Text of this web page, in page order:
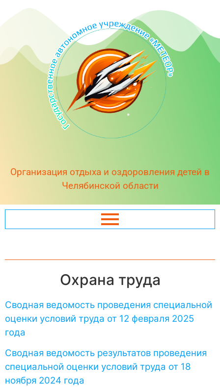
Организация отдыха и оздоровления детей в
Челябинской области
Охрана труда
Сводная ведомость проведения специальной
оценки условий труда от 12 февраля 2025
года
Сводная ведомость результатов проведения
специальной оценки условий труда от 18
ноября 2024 года